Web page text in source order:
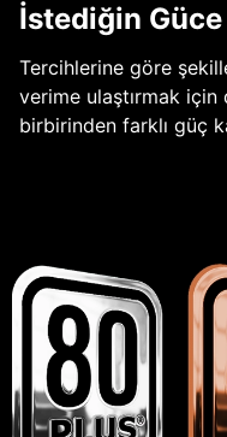
İstediğin
Tercihlerine göre
verime ulaştırmak
birbirinden farklı güç